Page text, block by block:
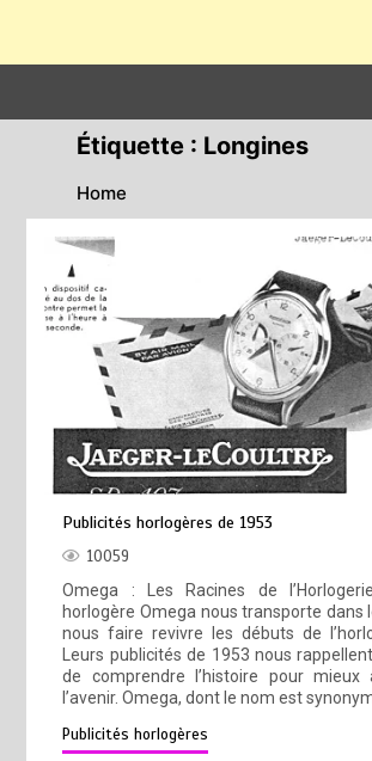
Étiquette : Longines
Home
Publicités horlogères de 1953
10059
Omega : Les Racines de
horlogère Omega nous transporte dans
nous faire revivre les débuts de
Leurs publicités de 1953 nous
de comprendre l’histoire pour mieux
l’avenir. Omega, dont le nom est
Publicités horlogères